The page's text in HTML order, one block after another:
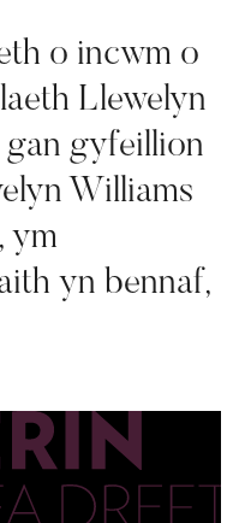
o incwm o
Llewelyn
gyfeillion
Williams
ym
yn bennaf,